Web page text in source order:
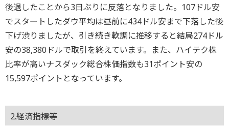
後退したことから3日ぶりに反落となりました。107ドル安
でスタートしたダウ平均は昼前に434ドル安まで下落した後
下げ渋りましたが、引き続き軟調に推移すると結局274ドル
安の38,380ドルで取引を終えています。また、ハイテク株
比率が高いナスダック総合株価指数も31ポイント安の
15,597ポイントとなっています。
2.経済指標等